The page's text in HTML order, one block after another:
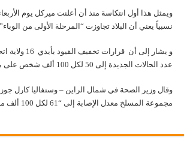
ويمثل هذا أول انتكاسة منذ أن أعلنت ميركل يوم
نسبياً يعني أن البلاد تجاوزت “المرحلة الأولى من
و يشار إلى
عدد الحالات الجديدة إلى 50 لكل 100 ألف شخص على مدى سبعة أيام.
وقال وزير الصحة في شمال الراين – وستفاليا كارل
مجموعة المسلخ معدل الإصابة إلى “61 لكل 100 ألف من السكان”.